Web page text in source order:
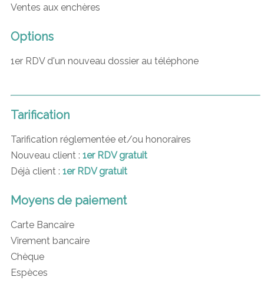
Options
Ventes aux enchères
1er RDV d'un nouveau dossier au téléphone
Tarification
Moyens de paiement
Tarification réglementée et/ou honoraires
Nouveau client : 1er RDV gratuit
Déjà client : 1er RDV gratuit
Carte Bancaire
Virement bancaire
Chèque
Espèces